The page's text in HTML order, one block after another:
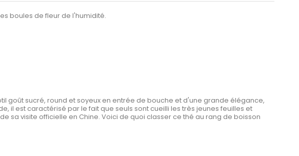
boules de fleur de l'humidité.
goût sucré, round et soyeux en entrée de bouche et d'une grande élégance,
il est caractérisé par le fait que seuls sont cueilli les très jeunes feuilles et
sa visite officielle en Chine. Voici de quoi classer ce thé au rang de boisson